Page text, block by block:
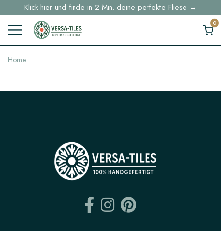
Klick hier und finde in 2 Min. deine perfekte Fliese →
Musterbestellungen ab 30 € Kostenloser DHL-Versand
Lagerartikel werden innerhalb von 5 Werktagen geliefert
Home